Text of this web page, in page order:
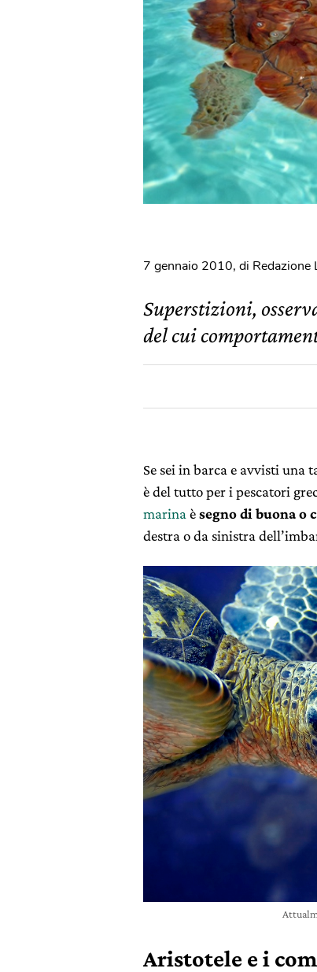
7 gennaio 2010, di Redazione
Superstizioni,
del cui
Se sei in barca e avvisti una
è del tutto per i pescatori
marina èsegno di buona o
destra o da sinistra
Aristotele e i